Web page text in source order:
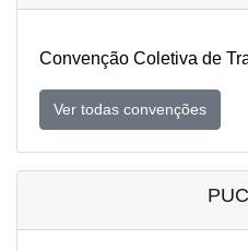
Convenção Coletiva de
Ver todas convenções